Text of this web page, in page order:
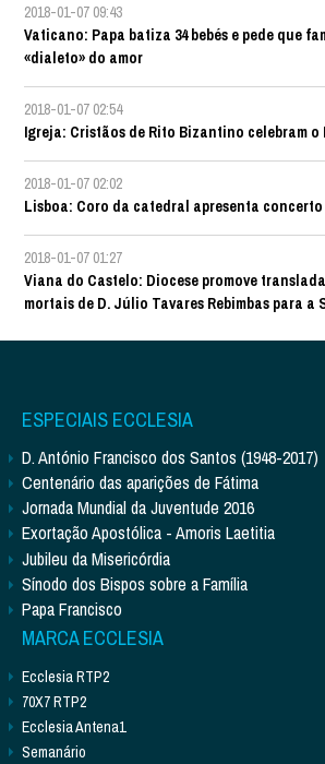
2018-01-07 09:43
Vaticano: Papa batiza 34 bebés e pede que
«dialeto» do amor
2018-01-07 02:54
Igreja: Cristãos de Rito Bizantino celebram o
2018-01-07 02:02
Lisboa: Coro da catedral apresenta
2018-01-07 01:27
Viana do Castelo: Diocese promove
mortais de D. Júlio Tavares Rebimbas para a
ESPECIAIS ECCLESIA
D. António Francisco dos Santos (1948-2017)
Centenário das aparições de Fátima
Jornada Mundial da Juventude 2016
Exortação Apostólica - Amoris Laetitia
Jubileu da Misericórdia
Sínodo dos Bispos sobre a Família
Papa Francisco
MARCA ECCLESIA
Ecclesia RTP2
70X7 RTP2
Ecclesia Antena1
Semanário